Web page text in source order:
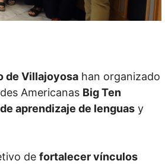
de Villajoyosa han organizado
Americanas Big Ten
aprendizaje de lenguas y
de fortalecer vínculos